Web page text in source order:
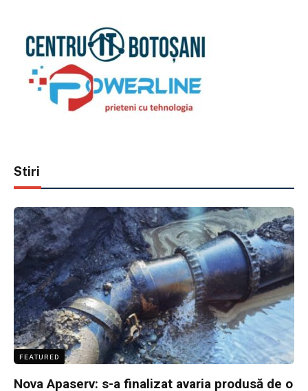
Stiri
FEATURED
Nova Apaserv: s-a finalizat avaria produsă de o